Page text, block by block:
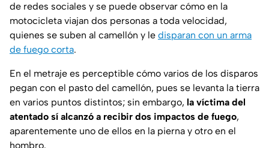
de redes sociales y se puede observar cómo en la
motocicleta viajan dos personas a toda velocidad,
quienes se suben al camellón y le disparan con un arma
de fuego corta.
En el metraje es perceptible cómo varios de los disparos
pegan con el pasto del camellón, pues se levanta la tierra
en varios puntos distintos; sin embargo, la víctima del
atentado sí alcanzó a recibir dos impactos de fuego,
aparentemente uno de ellos en la pierna y otro en el
hombro.